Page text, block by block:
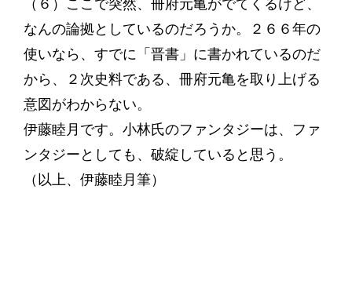
（６）ここで突然、冊府元亀がでてくるけど、
なんの論拠としているのだろうか。２６６年の
使いなら、すでに「晋書」に書かれているのだ
から、２次史料である、冊府元亀を取り上げる
意図がわからない。
伊藤睦月です。小林氏のファンタジーは、ファ
ンタジーとしても、破綻していると思う。
（以上、伊藤睦月筆）